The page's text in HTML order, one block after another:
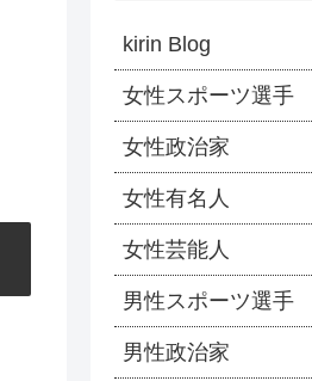
kirin Blog
女性スポーツ選手
女性政治家
女性有名人
女性芸能人
男性スポーツ選手
男性政治家